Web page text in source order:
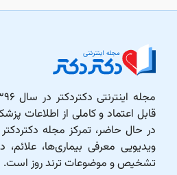
قابل اعتماد و کاملی از اطلاعات
در حال حاضر، تمرکز مجله
ویدیویی معرفی بیماری‌ها، علائم،
تشخیص و موضوعات ترند روز است.